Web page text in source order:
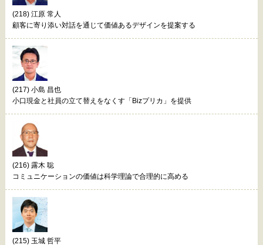
(218) 江原 常人
顧客に寄り添い対話を通じて価値あるデザインを提案する
(217) 小島 昌也
小口現金と社員の立て替えをなくす「Bizプリカ」を提供
(216) 露木 聡
コミュニケーションの価値は科学理論で合理的に高める
(215) 玉城 哲平